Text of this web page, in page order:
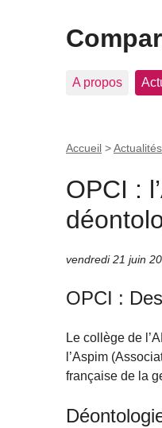
A propos
Accueil >Actualités
OPCI :
vendredi 21 juin
OPCI :
Le collège de
l’Aspim
française de la